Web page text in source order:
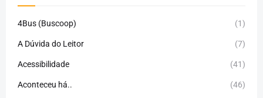
4Bus (Buscoop) (1)
A Dúvida do Leitor (7)
Acessibilidade (41)
Aconteceu há.. (46)